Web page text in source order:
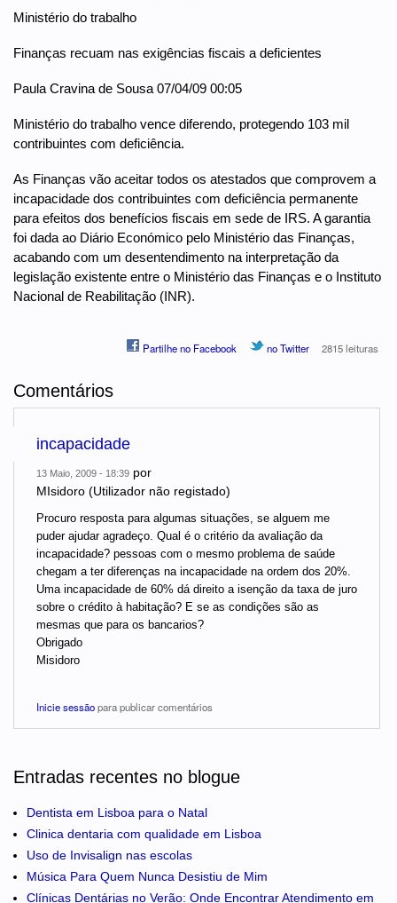
Ministério do trabalho
Finanças recuam nas exigências fiscais a deficientes
Paula Cravina de Sousa 07/04/09 00:05
Ministério do trabalho vence diferendo, protegendo 103 mil
contribuintes com deficiência.
As Finanças vão aceitar todos os atestados que comprovem a
incapacidade dos contribuintes com deficiência permanente
para efeitos dos benefícios fiscais em sede de IRS. A garantia
foi dada ao Diário Económico pelo Ministério das Finanças,
acabando com um desentendimento na interpretação da
legislação existente entre o Ministério das Finanças e o Instituto
Nacional de Reabilitação (INR).
Partilhe no Facebook no Twitter 2815 leituras
Comentários
incapacidade
13 Maio, 2009 - 18:39 por
MIsidoro (Utilizador não registado)
Procuro resposta para algumas situações, se alguem me
puder ajudar agradeço. Qual é o critério da avaliação da
incapacidade? pessoas com o mesmo problema de saúde
chegam a ter diferenças na incapacidade na ordem dos 20%.
Uma incapacidade de 60% dá direito a isenção da taxa de juro
sobre o crédito à habitação? E se as condições são as
mesmas que para os bancarios?
Obrigado
Misidoro
Inicie sessãopara publicar comentários
Entradas recentes no blogue
Dentista em Lisboa para o Natal
Clinica dentaria com qualidade em Lisboa
Uso de Invisalign nas escolas
Música Para Quem Nunca Desistiu de Mim
Clínicas Dentárias no Verão: Onde Encontrar Atendimento em